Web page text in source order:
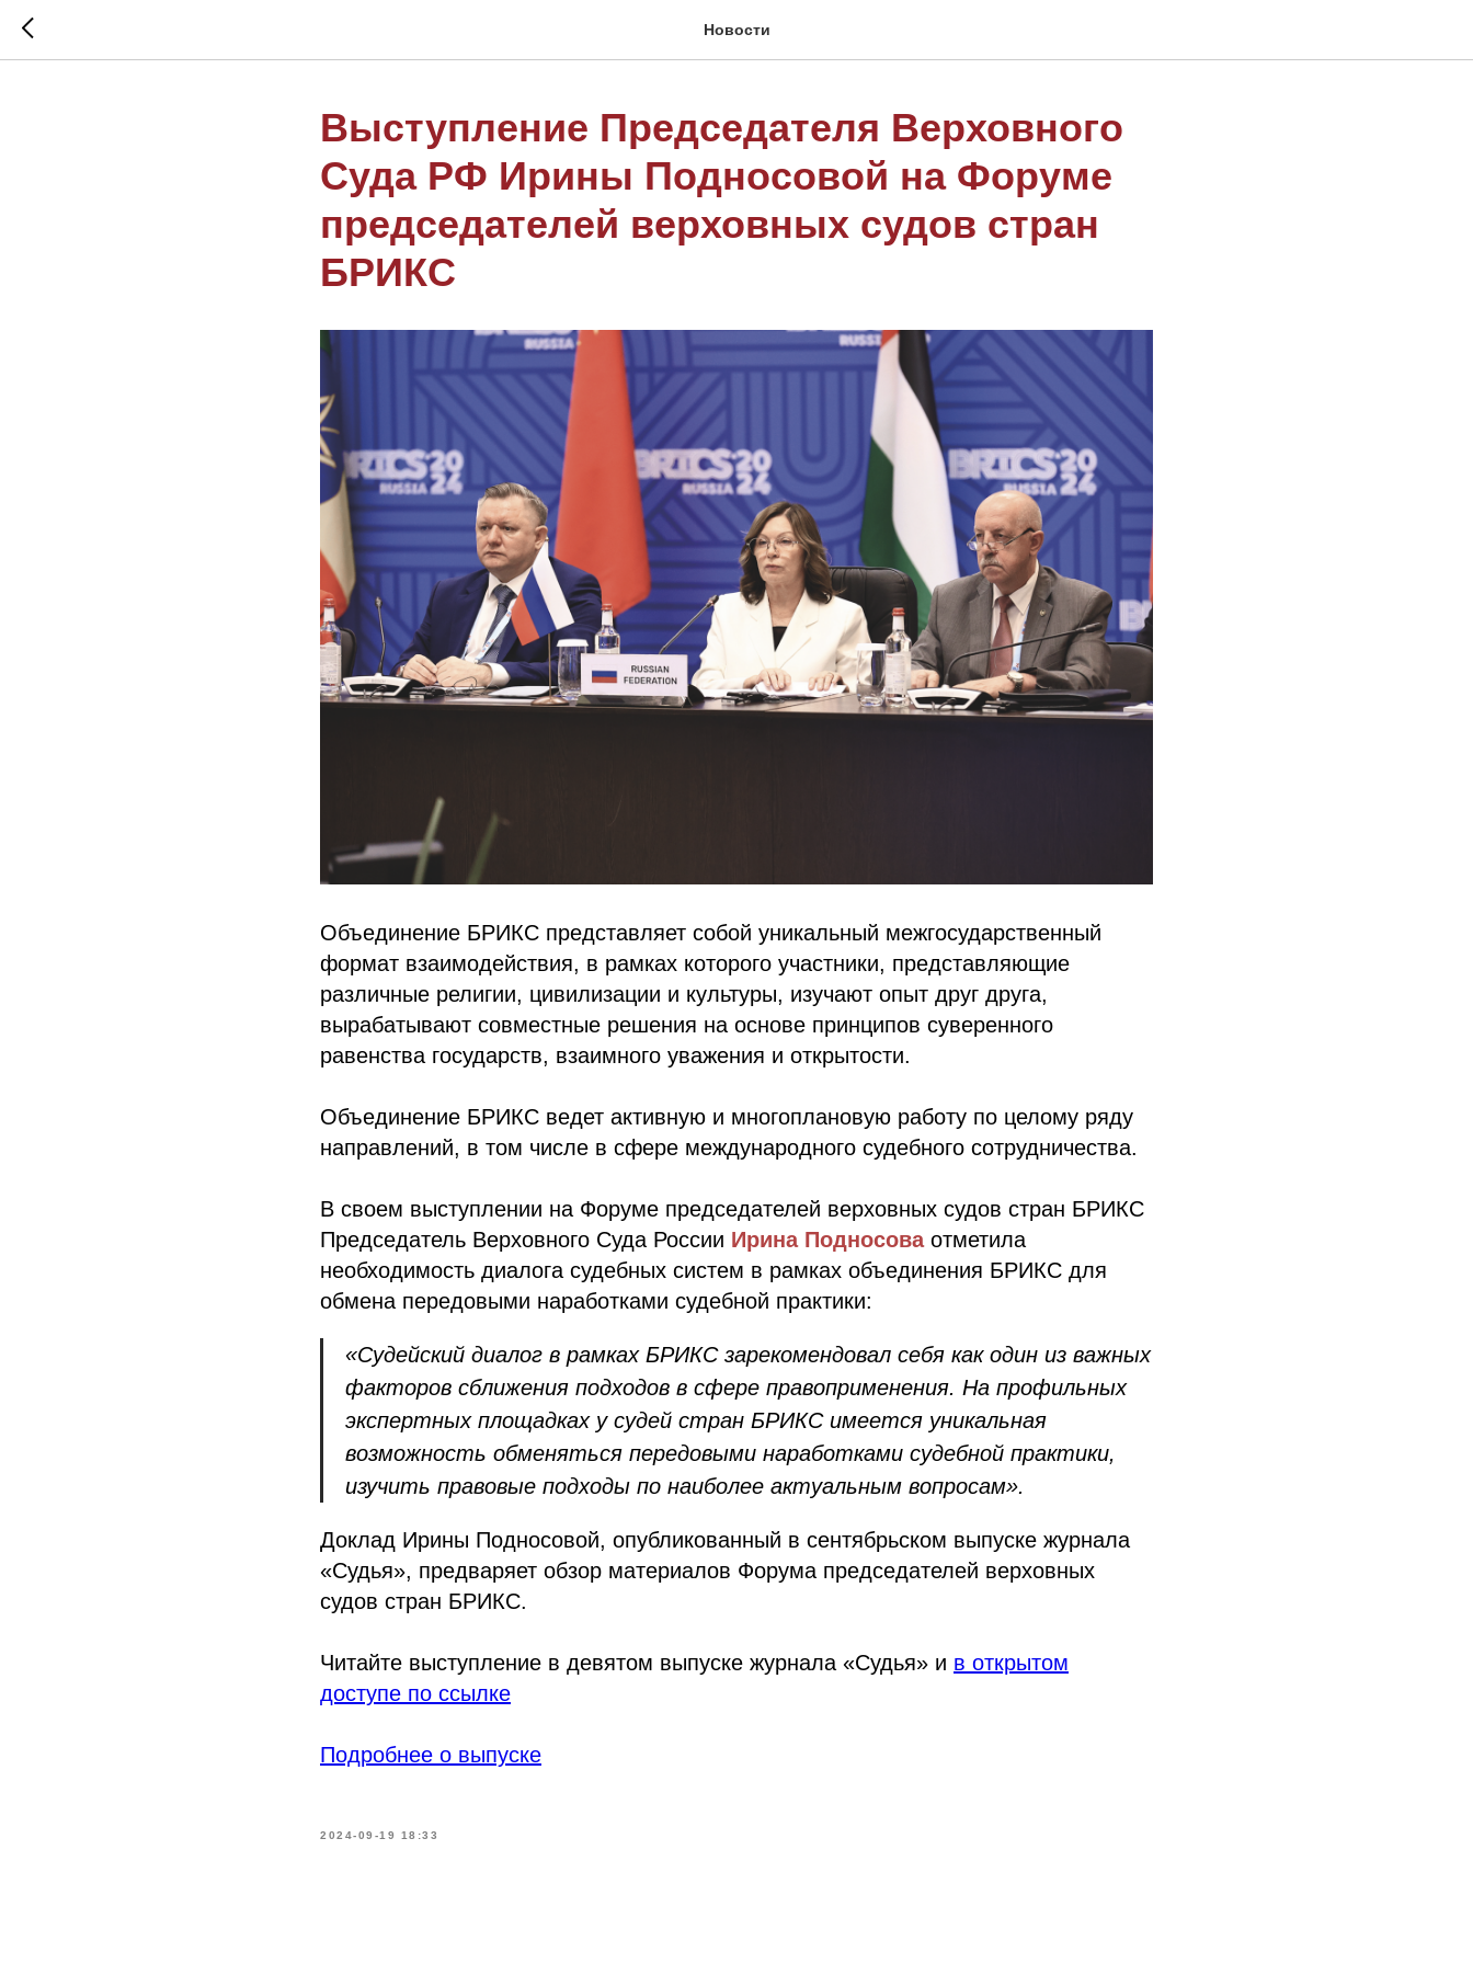
Новости
Выступление Председателя Верховного
Суда РФ Ирины Подносовой на Форуме
председателей верховных судов стран
БРИКС
Объединение БРИКС представляет собой уникальный межгосударственный
формат взаимодействия, в рамках которого участники, представляющие
различные религии, цивилизации и культуры, изучают опыт друг друга,
вырабатывают совместные решения на основе принципов суверенного
равенства государств, взаимного уважения и открытости.
Объединение БРИКС ведет активную и многоплановую работу по целому ряду
направлений, в том числе в сфере международного судебного сотрудничества.
В своем выступлении на Форуме председателей верховных судов стран БРИКС
Председатель Верховного Суда России Ирина Подносова отметила
необходимость диалога судебных систем в рамках объединения БРИКС для
обмена передовыми наработками судебной практики:
«Судейский диалог в рамках БРИКС зарекомендовал себя как один из важных
факторов сближения подходов в сфере правоприменения. На профильных
экспертных площадках у судей стран БРИКС имеется уникальная
возможность обменяться передовыми наработками судебной практики,
изучить правовые подходы по наиболее актуальным вопросам».
Доклад Ирины Подносовой, опубликованный в сентябрьском выпуске журнала
«Судья», предваряет обзор материалов Форума председателей верховных
судов стран БРИКС.
Читайте выступление в девятом выпуске журнала «Судья» и в открытом
доступе по ссылке
Подробнее о выпуске
2024-09-19 18:33